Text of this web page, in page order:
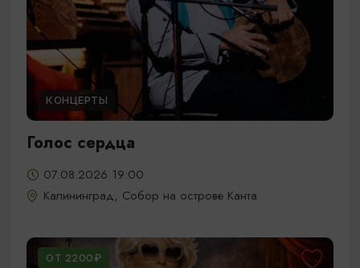
КОНЦЕРТЫ
Голос сердца
07.08.2026 19:00
Калининград, Собор на острове Канта
ОТ 2200₽